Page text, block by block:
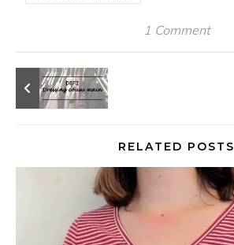
1 Comment
RELATED POSTS